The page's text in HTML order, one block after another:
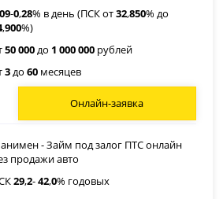
09-0,28% в день (ПСК от32,850% до
,900%)
50 000до 1 000 000 рублей
3до60 месяцев
Онлайн-заявка
- Займ под залог ПТС онлайн
продажи авто
29,2-42,0% годовых